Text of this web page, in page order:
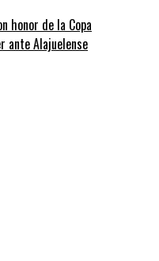
honor de la Copa
ante Alajuelense